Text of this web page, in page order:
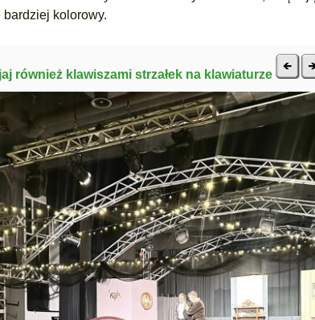
bardziej kolorowy.
również klawiszami strzałek na klawiaturze